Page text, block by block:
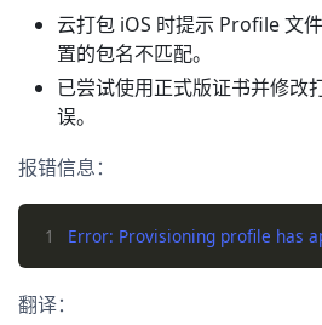
云打包 iOS 时提示 Profile 文
置的包名不匹配。
已尝试使用正式版证书并修改
误。
报错信息：
1 Error: Provisioning profile has
翻译：